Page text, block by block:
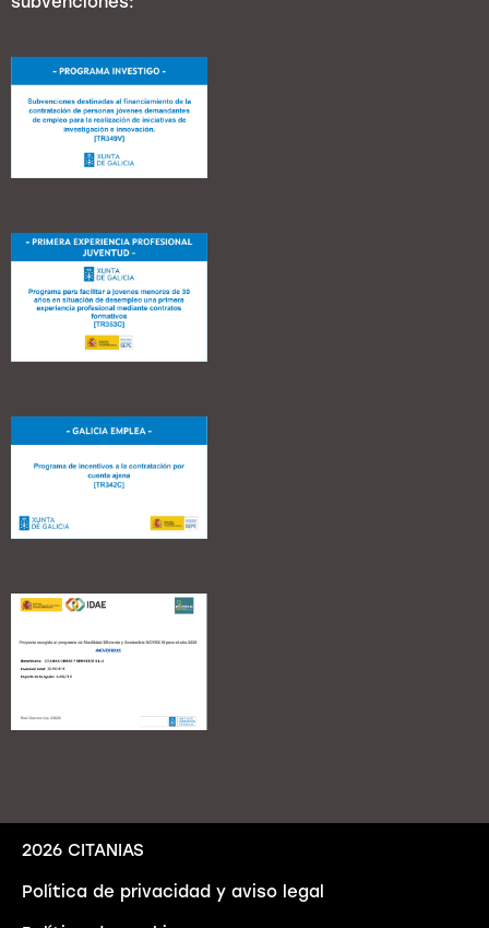
2026 CITANIAS
Política de privacidad y aviso legal